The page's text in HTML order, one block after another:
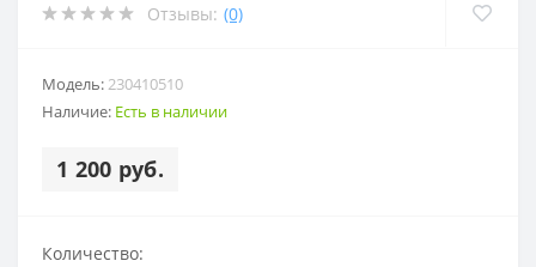
Отзывы: (0)
Модель:230410510
Наличие: Есть в наличии
1 200 руб.
Количество: